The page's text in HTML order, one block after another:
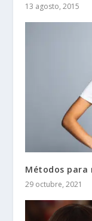
13 agosto, 2015
Métodos
29 octubre, 2021